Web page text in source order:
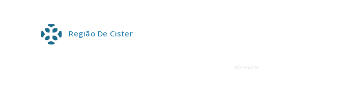
Região De Cister
AD Footer